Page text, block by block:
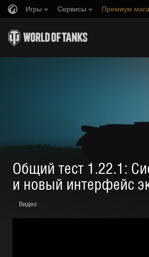
Игры Сервисы Премиум
Музыка
Играем по правилам
Wargaming.net Game Center
Пригласить друга
Discord
Общий тест 1.22.1:
и новый интерфейс
Видео